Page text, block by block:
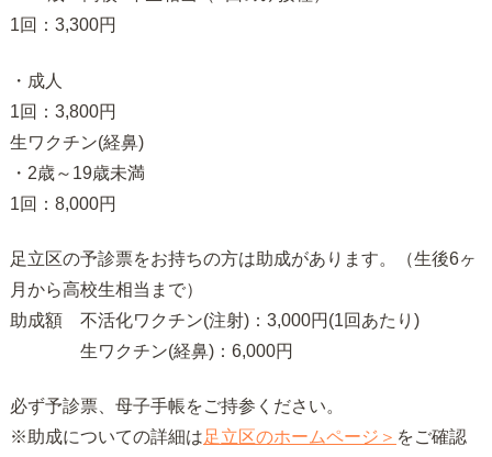
1回：3,300円
・成人
1回：3,800円
生ワクチン(経鼻)
・2歳～19歳未満
1回：8,000円
足立区の予診票をお持ちの方は助成があります。（生後6ヶ
月から高校生相当まで）
助成額 不活化ワクチン(注射)：3,000円(1回あたり)
生ワクチン(経鼻)：6,000円
必ず予診票、母子手帳をご持参ください。
※助成についての詳細は足立区のホームページ＞ をご確認